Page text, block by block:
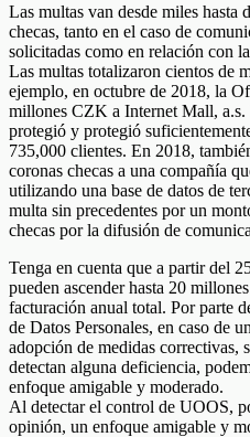
Las multas van desde miles hasta
checas, tanto en el caso de
solicitadas como en relación con
Las multas totalizaron cientos de
ejemplo, en octubre de 2018, la
millones CZK a Internet Mall,
protegió y protegió
735,000 clientes. En 2018,
coronas checas a una compañía
utilizando una base de datos de
multa sin precedentes por un
checas por la difusión de
Tenga en cuenta que a partir del
pueden ascender hasta 20
facturación anual total. Por parte
de Datos Personales, en caso de
adopción de medidas correctivas,
detectan alguna deficiencia,
enfoque amigable y moderado.
Al detectar el control de UOOS,
opinión, un enfoque amigable y